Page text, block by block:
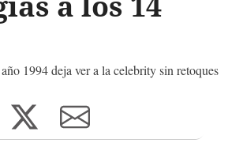
1994 deja ver a la celebrity sin retoques